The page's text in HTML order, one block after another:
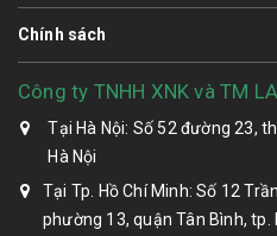
Chính sách
Công ty TNHH XNK và TM
Tại Hà Nội: Số 52 đường 23,
Hà Nội
Tại Tp. Hồ Chí Minh: Số 12
phường 13, quận Tân Bình, tp.